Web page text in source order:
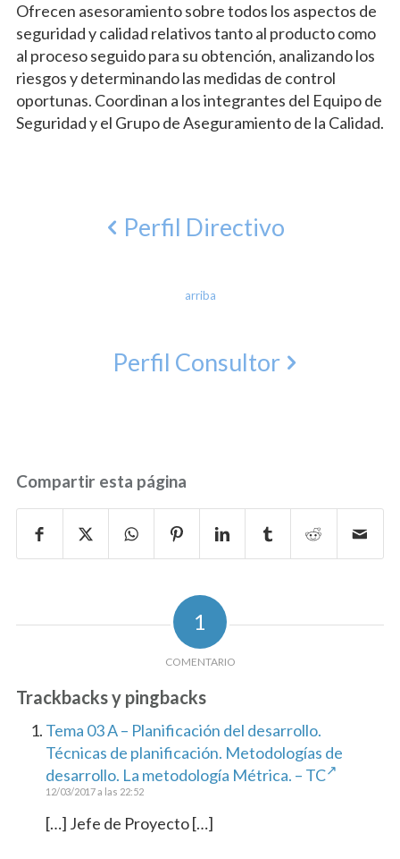
Ofrecen asesoramiento sobre todos los aspectos de
seguridad y calidad relativos tanto al producto como
al proceso seguido para su obtención, analizando los
riesgos y determinando las medidas de control
oportunas. Coordinan a los integrantes del Equipo de
Seguridad y el Grupo de Aseguramiento de la Calidad.
Perfil Directivo
arriba
Perfil Consultor
Compartir esta página
1
COMENTARIO
Trackbacks y pingbacks
Tema 03 A – Planificación del desarrollo.
Técnicas de planificación. Metodologías de
desarrollo. La metodología Métrica. – TC
12/03/2017 a las 22:52
[…] Jefe de Proyecto […]